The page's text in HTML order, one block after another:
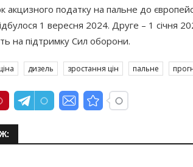
акцизного податку на пальне до
1 вересня 2024. Друге – 1 січня
на підтримку Сил оборони.
ціна дизель зростання цін пальне